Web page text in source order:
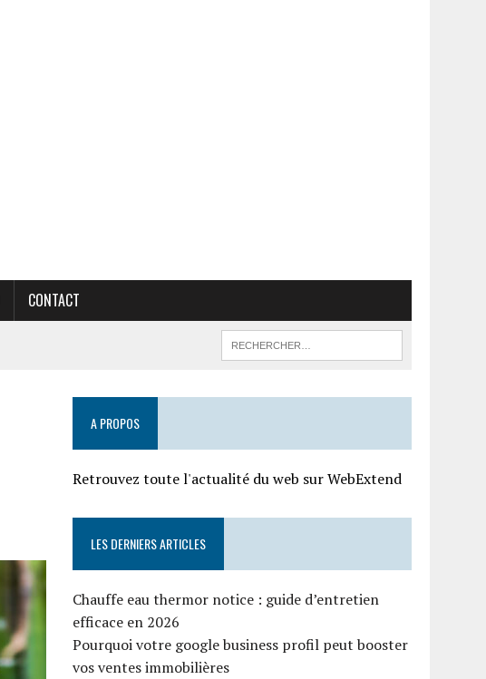
CONTACT
A PROPOS
Retrouvez toute l'actualité du web sur WebExtend
LES DERNIERS ARTICLES
Chauffe eau thermor notice : guide d’entretien
efficace en 2026
Pourquoi votre google business profil peut booster
vos ventes immobilières